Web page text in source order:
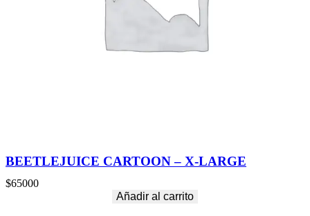
BEETLEJUICE CARTOON – X-LARGE
$65000
Añadir al carrito